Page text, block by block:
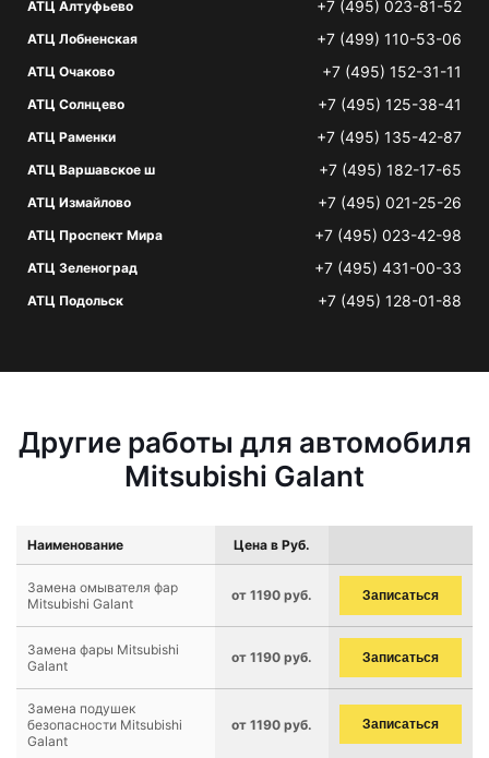
АТЦ Алтуфьево +7 (495) 023-81-52
АТЦ Лобненская +7 (499) 110-53-06
АТЦ Очаково +7 (495) 152-31-11
АТЦ Солнцево +7 (495) 125-38-41
АТЦ Раменки +7 (495) 135-42-87
АТЦ Варшавское ш +7 (495) 182-17-65
АТЦ Измайлово +7 (495) 021-25-26
АТЦ Проспект Мира +7 (495) 023-42-98
АТЦ Зеленоград +7 (495) 431-00-33
АТЦ Подольск +7 (495) 128-01-88
Другие работы для автомобиля
Mitsubishi Galant
Наименование Цена в Руб.
Замена омывателя фар
Mitsubishi Galant
от 1190 руб. Записаться
Замена фары Mitsubishi
Galant
от 1190 руб. Записаться
Замена подушек
безопасности Mitsubishi
Galant
от 1190 руб. Записаться